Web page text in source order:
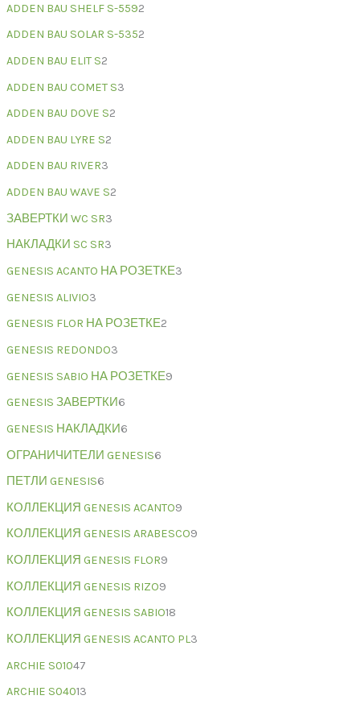
ADDEN BAU SHELF S-5592
ADDEN BAU SOLAR S-5352
ADDEN BAU ELIT S2
ADDEN BAU COMET S3
ADDEN BAU DOVE S2
ADDEN BAU LYRE S2
ADDEN BAU RIVER3
ADDEN BAU WAVE S2
ЗАВЕРТКИ WC SR3
НАКЛАДКИ SC SR3
GENESIS ACANTO НА РОЗЕТКЕ3
GENESIS ALIVIO3
GENESIS FLOR НА РОЗЕТКЕ2
GENESIS REDONDO3
GENESIS SABIO НА РОЗЕТКЕ9
GENESIS ЗАВЕРТКИ6
GENESIS НАКЛАДКИ6
ОГРАНИЧИТЕЛИ GENESIS6
ПЕТЛИ GENESIS6
КОЛЛЕКЦИЯ GENESIS ACANTO9
КОЛЛЕКЦИЯ GENESIS ARABESCO9
КОЛЛЕКЦИЯ GENESIS FLOR9
КОЛЛЕКЦИЯ GENESIS RIZO9
КОЛЛЕКЦИЯ GENESIS SABIO18
КОЛЛЕКЦИЯ GENESIS ACANTO PL3
ARCHIE S01047
ARCHIE S04013